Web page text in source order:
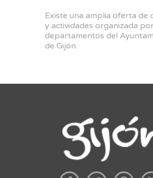
Existe una amplia oferta de
y actividades organizada
departamentos del
de Gijón.